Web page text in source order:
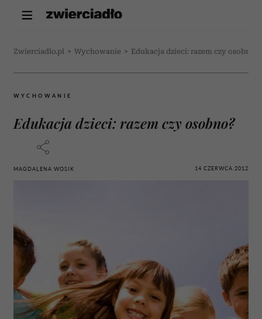
Zwierciadlo.pl > Wychowanie > Edukacja dzieci: razem czy osobno?
WYCHOWANIE
Edukacja dzieci: razem czy osobno?
MAGDALENA WOSIK 14 CZERWCA 2012